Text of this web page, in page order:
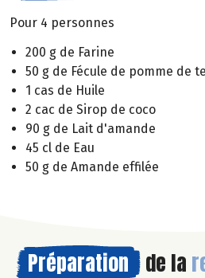
Pour 4 personnes
200 g de Farine
50 g de Fécule de pomme de
1 cas de Huile
2 cac de Sirop de coco
90 g de Lait d'amande
45 cl de Eau
50 g de Amande effilée
Préparation de la